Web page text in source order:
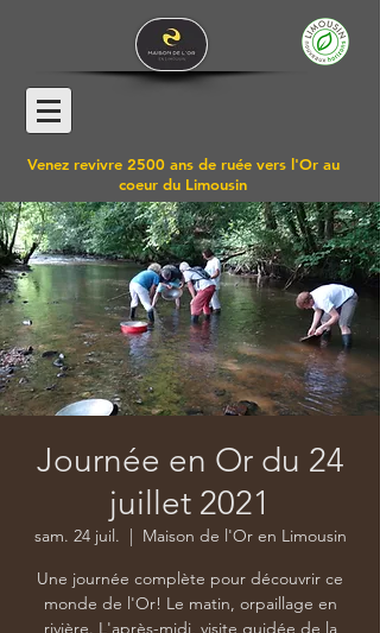
Venez revivre 2500 ans de ruée vers l'Or au
coeur du Limousin
Journée en Or du 24
juillet 2021
sam. 24 juil.
  |
Maison de l'Or en Limousin
Une journée complète pour découvrir ce
monde de l'Or! Le matin, orpaillage en
rivière. L'après-midi, visite guidée de la